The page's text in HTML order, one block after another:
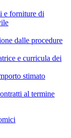
e forniture di
dalle procedure
e curricula dei
stimato
al termine